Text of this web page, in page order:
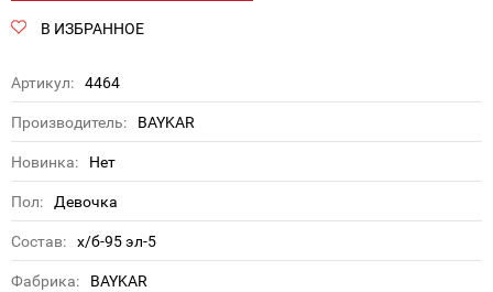
В ИЗБРАННОЕ
Артикул: 4464
Производитель: BAYKAR
Новинка: Нет
Пол: Девочка
Состав: х/б-95 эл-5
Фабрика: BAYKAR